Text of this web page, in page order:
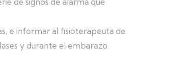
e informar al fisioterapeuta de
y durante el embarazo.